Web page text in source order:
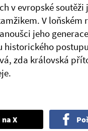
v evropské
V loňském
jeho
historického
zda královská
X